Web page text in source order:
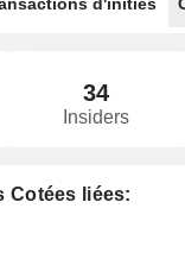
34
Insiders
Cotées liées: